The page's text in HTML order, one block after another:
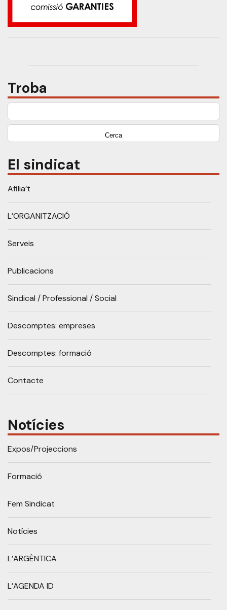
Troba
Cerca:
El sindicat
Afilia’t
L’ORGANITZACIÓ
Serveis
Publicacions
Sindical / Professional / Social
Descomptes: empreses
Descomptes: formació
Contacte
Notícies
Expos/Projeccions
Formació
Fem Sindicat
Notícies
L’ARGÈNTICA
L’AGENDA ID